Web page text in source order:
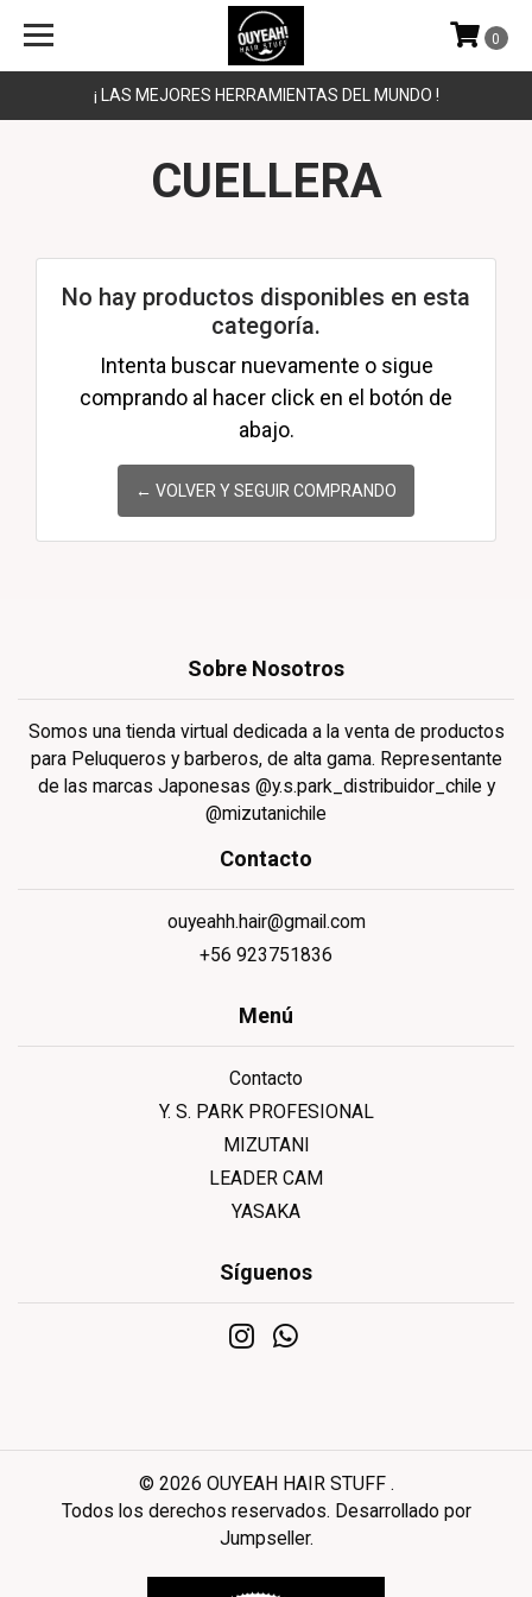
¡ LAS MEJORES HERRAMIENTAS DEL MUNDO !
0
CUELLERA
No hay productos disponibles en esta
categoría.
Intenta buscar nuevamente o sigue
comprando al hacer click en el botón de
abajo.
← VOLVER Y SEGUIR COMPRANDO
Sobre Nosotros
Somos una tienda virtual dedicada a la venta de productos
para Peluqueros y barberos, de alta gama. Representante
de las marcas Japonesas @y.s.park_distribuidor_chile y
@mizutanichile
Contacto
ouyeahh.hair@gmail.com
+56 923751836
Menú
Contacto
Y. S. PARK PROFESIONAL
MIZUTANI
LEADER CAM
YASAKA
Síguenos
© 2026 OUYEAH HAIR STUFF .
Todos los derechos reservados. Desarrollado por
Jumpseller.